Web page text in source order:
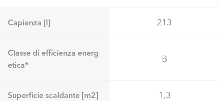
Capienza [l] 213
Classe di efficienza energ
etica*
B
Superficie scaldante [m2] 1,3